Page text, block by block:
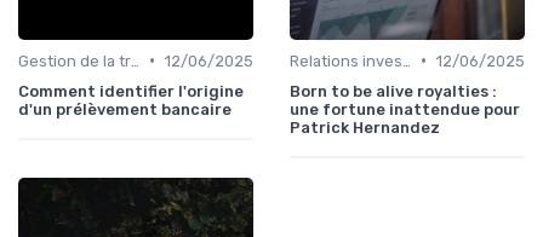
• 12/06/2025
Comment identifier l'origine
d'un prélèvement bancaire
• 12/06/2025
Born to be alive royalties :
une fortune inattendue pour
Patrick Hernandez